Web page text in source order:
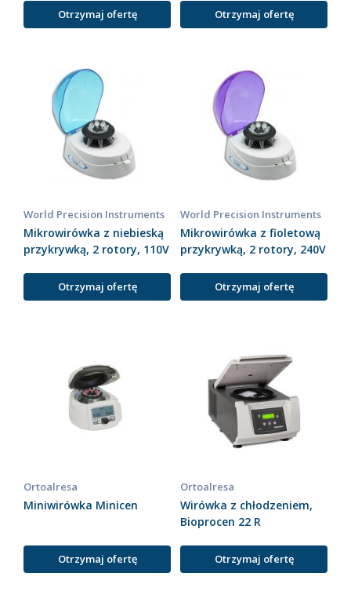
Otrzymaj ofertę Otrzymaj ofertę
World Precision Instruments
Mikrowirówka z niebieską
przykrywką, 2 rotory, 110V
Otrzymaj ofertę
World Precision Instruments
Mikrowirówka z fioletową
przykrywką, 2 rotory, 240V
Otrzymaj ofertę
Ortoalresa
Miniwirówka Minicen
Otrzymaj ofertę
Ortoalresa
Wirówka z chłodzeniem,
Bioprocen 22 R
Otrzymaj ofertę